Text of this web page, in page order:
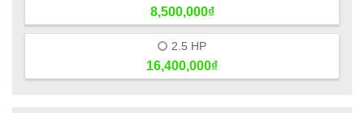
8,500,000₫
2.5 HP
16,400,000₫